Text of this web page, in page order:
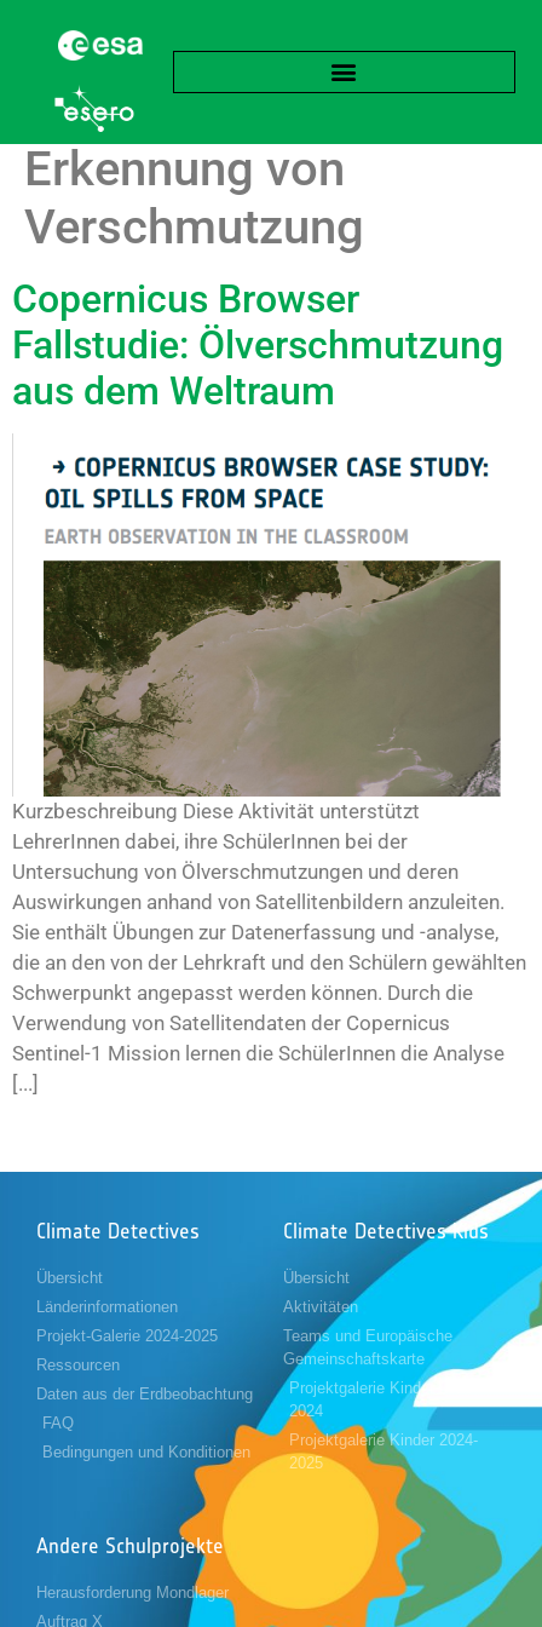
Schlagwort:
Erkennung von
Verschmutzung
Copernicus Browser
Fallstudie: Ölverschmutzung
aus dem Weltraum
Kurzbeschreibung Diese Aktivität unterstützt
LehrerInnen dabei, ihre SchülerInnen bei der
Untersuchung von Ölverschmutzungen und deren
Auswirkungen anhand von Satellitenbildern anzuleiten.
Sie enthält Übungen zur Datenerfassung und -analyse,
die an den von der Lehrkraft und den Schülern gewählten
Schwerpunkt angepasst werden können. Durch die
Verwendung von Satellitendaten der Copernicus
Sentinel-1 Mission lernen die SchülerInnen die Analyse
[...]
Climate Detectives
Übersicht
Länderinformationen
Projekt-Galerie 2024-2025
Ressourcen
Daten aus der Erdbeobachtung
FAQ
Bedingungen und Konditionen
Climate Detectives Kids
Übersicht
Aktivitäten
Teams und Europäische
Gemeinschaftskarte
Projektgalerie Kinder 2023-
2024
Projektgalerie Kinder 2024-
2025
Andere Schulprojekte
Herausforderung Mondlager
Auftrag X